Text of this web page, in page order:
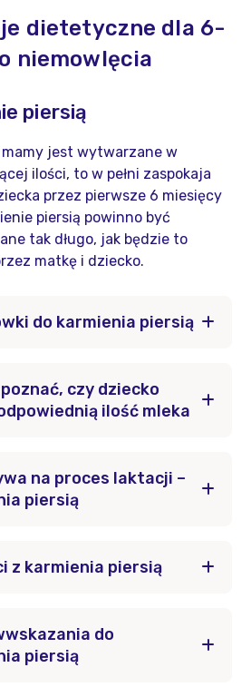
dietetyczne dla 6-
niemowlęcia
piersią
jest wytwarzane w
ilości, to w pełni zaspokaja
przez pierwsze 6 miesięcy
piersią powinno być
tak długo, jak będzie to
matkę i dziecko.
do karmienia piersią
czy dziecko
ilość mleka
na proces laktacji –
piersią
z karmienia piersią
do
piersią